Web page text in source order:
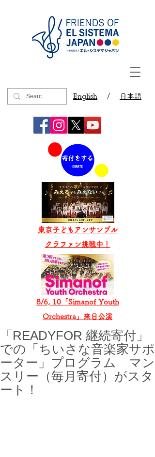
English / 日本語
8/6, 10「Simanof Youth
Orchestra」来日公演
東京子どもアンサンブル
​クラファン挑戦中！
「READYFOR 継続寄付」
での「ちいさな音楽家サポ
ーター」プログラム マン
スリー（毎月寄付）がスタ
ート！